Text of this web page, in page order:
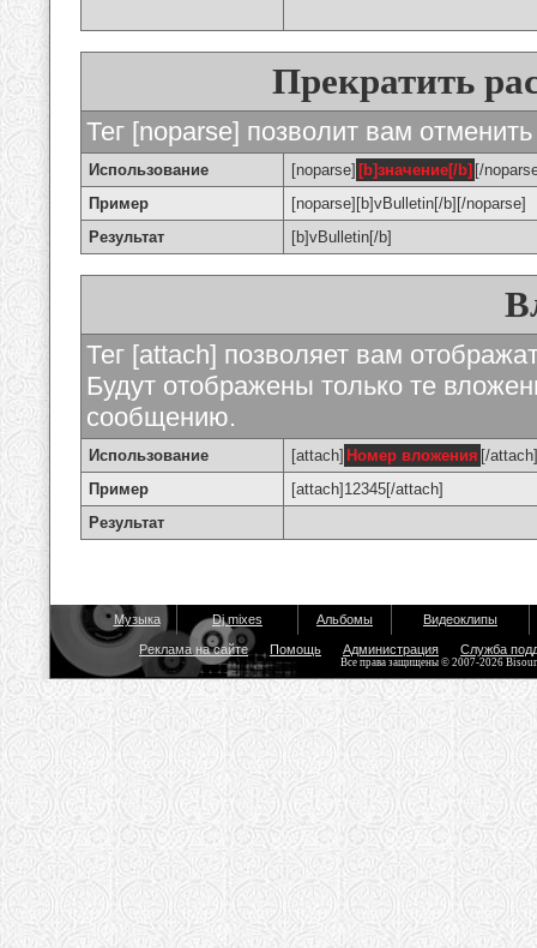
Прекратить
Тег [noparse] позволит вам
Использование [noparse] [b]значение[/b] [/
Пример
[noparse][b]vBulletin[/b][/noparse]
Результат
[b]vBulletin[/b]
Тег [attach] позволяет вам
Будут отображены только те
сообщению.
Использование [attach] Номер вложения [/attach]
Пример
[attach]12345[/attach]
Результат
Музыка Dj mixes Альбомы Видеоклипы
Реклама на сайте Помощь Администрация Служба
Все права защищены © 2007-2026